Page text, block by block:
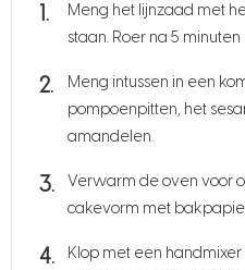
Meng het lijnzaad met
staan. Roer na 5
Meng intussen in een
pompoenpitten, het
amandelen.
Verwarm de oven voor
cakevorm met
Klop met een